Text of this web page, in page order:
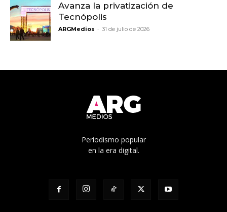
Avanza la privatización de
Tecnópolis
ARGMedios - 31 de julio de 2026
Periodismo popular
en la era digital.